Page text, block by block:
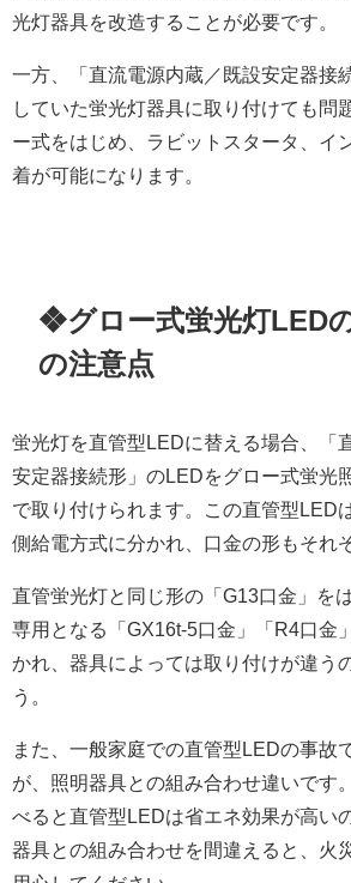
光灯器具を改造することが必要です。
一方、「直流電源内蔵／既設安定器接
していた蛍光灯器具に取り付けても問
ー式をはじめ、ラビットスタータ、イ
着が可能になります。
❖グロー式蛍光灯LED
の注意点
蛍光灯を直管型LEDに替える場合、「
安定器接続形」のLEDをグロー式蛍光
で取り付けられます。この直管型LED
側給電方式に分かれ、口金の形もそれ
直管蛍光灯と同じ形の「G13口金」を
専用となる「GX16t-5口金」「R4口金
かれ、器具によっては取り付けが違う
う。
また、一般家庭での直管型LEDの事故
が、照明器具との組み合わせ違いです
べると直管型LEDは省エネ効果が高い
器具との組み合わせを間違えると、火